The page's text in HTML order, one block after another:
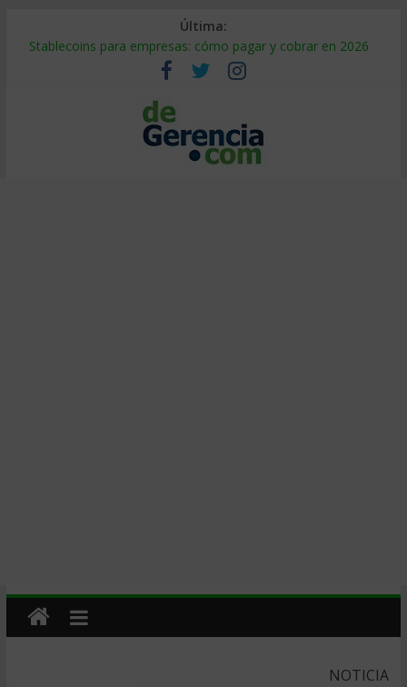
Última:
Stablecoins para empresas: cómo pagar y cobrar en 2026
Despido silencioso: qué es y por qué sale tan caro
IA en selección de personal: cómo auditarla a tiempo
Trabajo forzoso en la cadena de suministro: qué hacer
Mercado hispano de EE. UU.: cómo segmentarlo y venderle
NOTICIA